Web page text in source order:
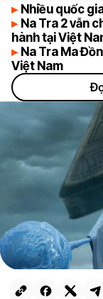
Nhiều quốc
Na Tra 2 vẫn
hành tại Việt
Na Tra Ma
Việt Nam